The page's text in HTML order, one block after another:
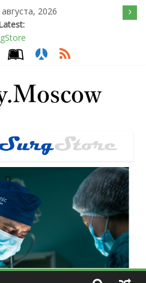
2026
быть отверженным и
принцип работы и